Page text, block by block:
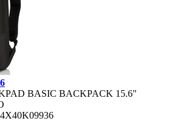
BASIC BACKPACK 15.6"